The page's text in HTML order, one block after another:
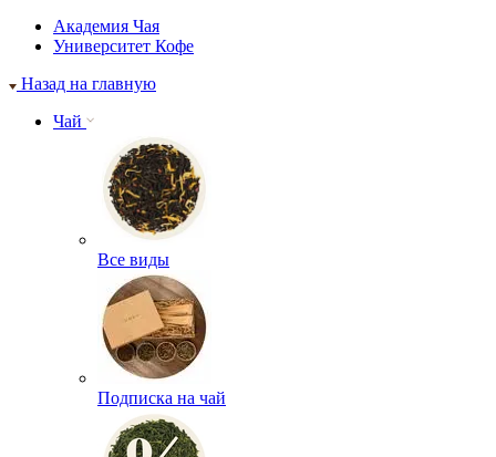
Академия Чая
Университет Кофе
Назад на главную
Чай
Все виды
Подписка на чай